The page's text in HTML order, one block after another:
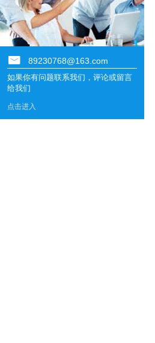
89230768@163.com
如果你有问题联系我们，评论或留言
给我们
点击进入